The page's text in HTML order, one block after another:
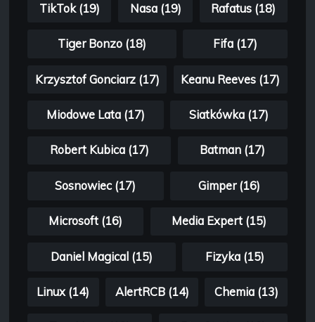
TikTok (19) Nasa (19) Rafatus (18)
Tiger Bonzo (18) Fifa (17)
Krzysztof Gonciarz (17) Keanu Reeves (17)
Miodowe Lata (17) Siatkówka (17)
Robert Kubica (17) Batman (17)
Sosnowiec (17) Gimper (16)
Microsoft (16) Media Expert (15)
Daniel Magical (15) Fizyka (15)
Linux (14) AlertRCB (14) Chemia (13)